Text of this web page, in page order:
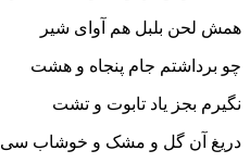
همش لحن بلبل هم آواى شیر
چو برداشتم جام پنجاه و هشت
نگیرم بجز یاد تابوت و تشت‏
دریغ آن گل و مشک و خوشاب سى